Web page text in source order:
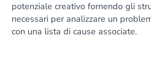
potenziale creativo fornendo gli
necessari per analizzare un
con una lista di cause associate.